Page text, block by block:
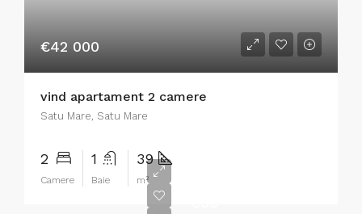
€42 000
vind apartament 2 camere
Satu Mare, Satu Mare
2
Camere
1
Baie
39
m²